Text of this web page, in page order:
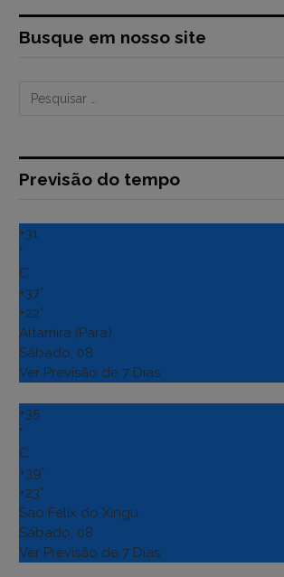
Busque em nosso site
Previsão do tempo
+31
°
C
+37°
+22°
Altamira (Para)
Sábado, 08
Ver Previsão de 7 Dias
+35
°
C
+39°
+23°
Sao Felix do Xingu
Sábado, 08
Ver Previsão de 7 Dias